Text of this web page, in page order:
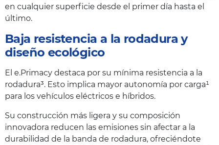
en cualquier superficie desde el primer día hasta el
último.
Baja resistencia a la rodadura y
diseño ecológico
El e.Primacy destaca por su mínima resistencia a la
rodadura³. Esto implica mayor autonomía por carga¹
para los vehículos eléctricos e híbridos.
Su construcción más ligera y su composición
innovadora reducen las emisiones sin afectar a la
durabilidad de la banda de rodadura, ofreciéndote